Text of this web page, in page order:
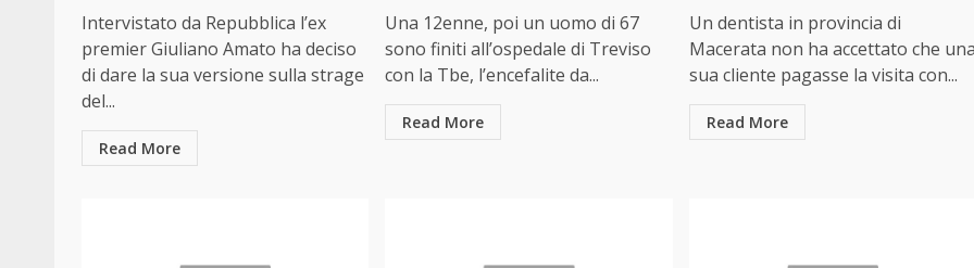
Intervistato da Repubblica l’ex
premier Giuliano Amato ha deciso
di dare la sua versione sulla strage
del...
Read More
Una 12enne, poi un uomo di 67
sono finiti all’ospedale di Treviso
con la Tbe, l’encefalite da...
Read More
Un dentista in provincia di
Macerata non ha accettato che
sua cliente pagasse la visita con...
Read More